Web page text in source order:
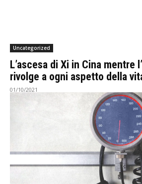
Uncategorized
L’ascesa di Xi in Cina mentre
rivolge a ogni aspetto della
01/10/2021